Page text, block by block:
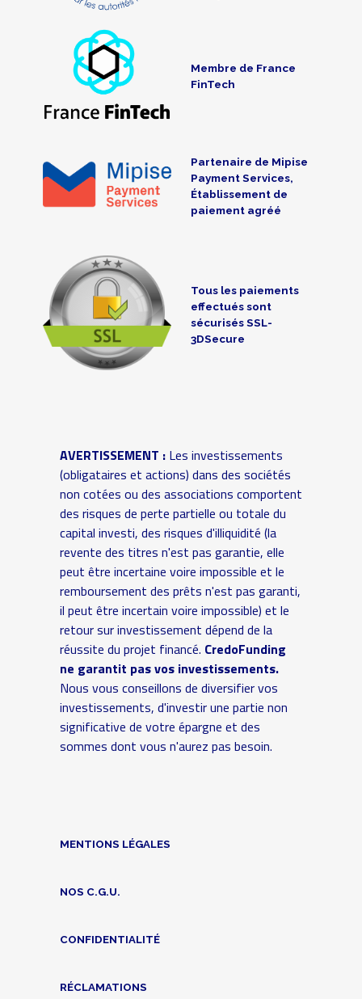
Membre de France
FinTech
Partenaire de Mipise
Payment Services,
Établissement de
paiement agréé
Tous les paiements
effectués sont
sécurisés SSL-
3DSecure
AVERTISSEMENT :Les investissements
(obligataires et actions) dans des sociétés
non cotées ou des associations comportent
des risques de perte partielle ou totale du
capital investi, des risques d'illiquidité (la
revente des titres n'est pas garantie, elle
peut être incertaine voire impossible et le
remboursement des prêts n'est pas garanti,
il peut être incertain voire impossible) et le
retour sur investissement dépend de la
réussite du projet financé. CredoFunding
ne garantit pas vos investissements.
Nous vous conseillons de diversifier vos
investissements, d'investir une partie non
significative de votre épargne et des
sommes dont vous n'aurez pas besoin.
MENTIONS LÉGALES
NOS C.G.U.
CONFIDENTIALITÉ
RÉCLAMATIONS